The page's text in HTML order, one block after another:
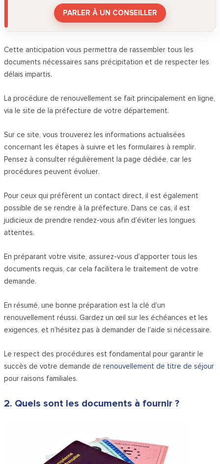
PARLER À UN CONSEILLER
Cette anticipation vous permettra de rassembler tous les
documents nécessaires sans précipitation et de respecter les
délais impartis.
La procédure de renouvellement se fait principalement en ligne,
via le site de la préfecture de votre département.
Sur ce site, vous trouverez les informations actualisées
concernant les étapes à suivre et les formulaires à remplir.
Pensez à consulter régulièrement la page dédiée, car les
procédures peuvent évoluer.
Pour ceux qui préfèrent un contact direct, il est également
possible de se rendre à la préfecture. Dans ce cas, il est
judicieux de prendre rendez-vous afin d’éviter les longues
attentes.
En préparant votre visite, assurez-vous d’apporter tous les
documents requis, car cela facilitera le traitement de votre
demande.
En résumé, une bonne préparation est la clé d’un
renouvellement réussi. Gardez un œil sur les échéances et les
exigences, et n’hésitez pas à demander de l’aide si nécessaire.
Le respect des procédures est fondamental pour garantir le
succès de votre demande derenouvellement de titre de séjour
pour raisons familiales.
2. Quels sont les documents à fournir ?